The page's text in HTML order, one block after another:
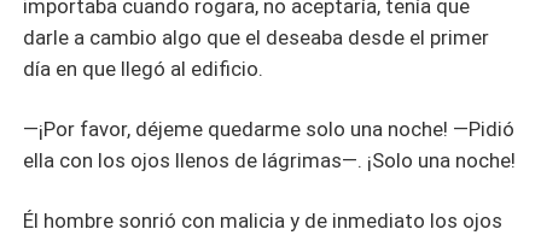
importaba cuando rogara, no aceptaría, tenía que
darle a cambio algo que el deseaba desde el primer
día en que llegó al edificio.
—¡Por favor, déjeme quedarme solo una noche! —Pidió
ella con los ojos llenos de lágrimas—. ¡Solo una noche!
Él hombre sonrió con malicia y de inmediato los ojos